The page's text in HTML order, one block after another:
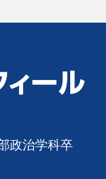
政治学科卒